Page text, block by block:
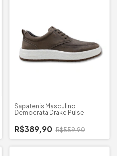
Sapatenis Masculino
Democrata Drake Pulse
R$389,90 R$559,90